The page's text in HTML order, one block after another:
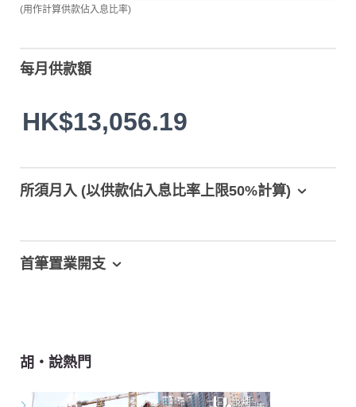
(用作計算供款佔入息比率)
每月供款額
HK$13,056.19
所須月入 (以供款佔入息比率上限50%計算)
首筆置業開支
胡‧說熱門